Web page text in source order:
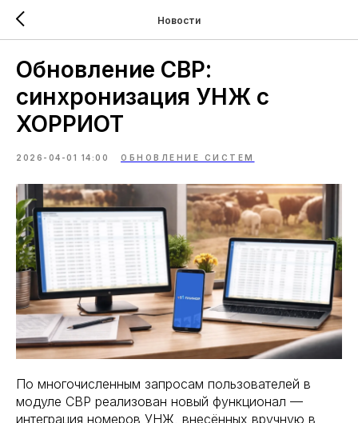
Новости
Обновление СВР:
синхронизация УНЖ с
ХОРРИОТ
2026-04-01 14:00 ОБНОВЛЕНИЕ СИСТЕМ
По многочисленным запросам пользователей в
модуле СВР реализован новый функционал —
интеграция номеров УНЖ, внесённых вручную в